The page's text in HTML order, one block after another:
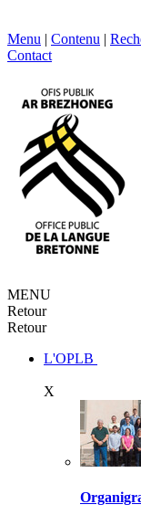
Menu | Contenu |
Contact
MENU
Retour
Retour
L'OPLB
X